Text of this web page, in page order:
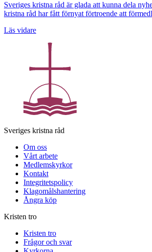
Sveriges kristna råd är glada att kunna dela
kristna råd har fått förnyat förtroende att
Läs vidare
Sveriges kristna råd
Om oss
Vårt arbete
Medlemskyrkor
Kontakt
Integritetspolicy
Klagomålshantering
Ångra köp
Kristen tro
Kristen tro
Frågor och svar